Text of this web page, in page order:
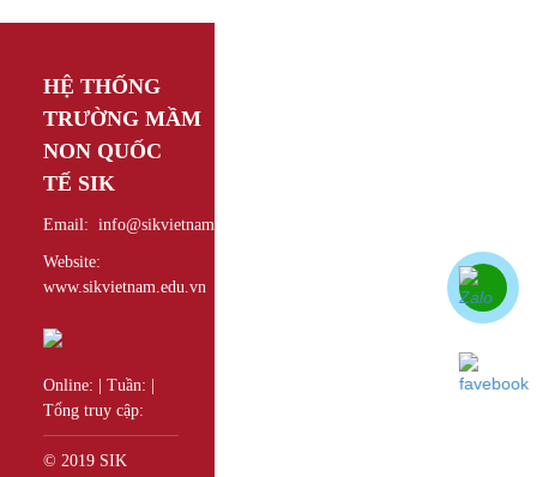
HỆ THỐNG
TRƯỜNG MẦM
NON QUỐC
TẾ SIK
Email: info@sikvietnam.edu.vn
Website:
www.sikvietnam.edu.vn
Online: Tuần:
Tổng truy cập:
© 2019 SIK